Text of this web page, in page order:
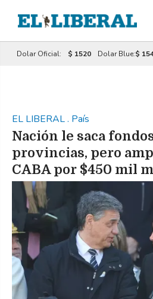
Dolar Oficial: $ 1520 Dolar Blue:$
EL LIBERAL. País
Nación le saca
provincias, pero
CABA por $450 mil